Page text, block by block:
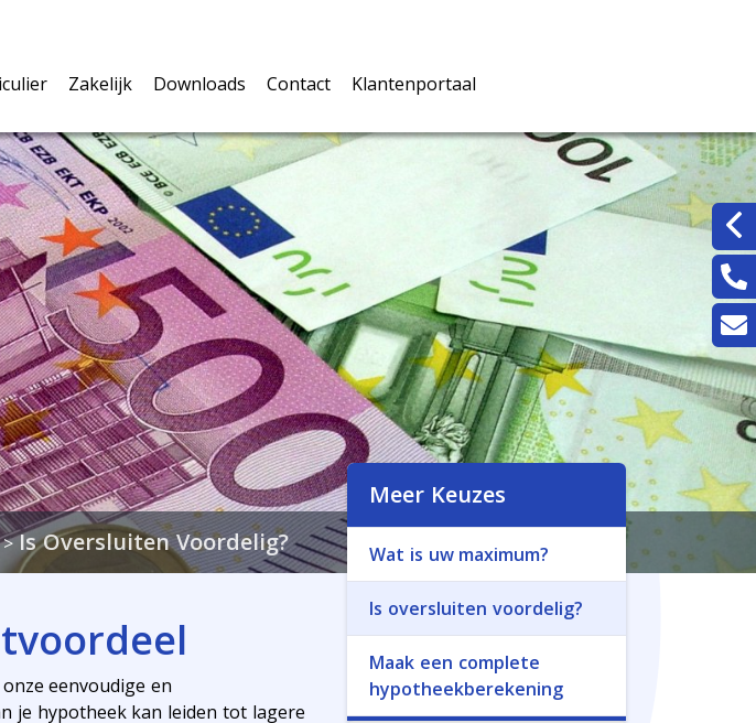
& Leven
Zakelijk
U als ondernemer
De werknemers
De onderneming
Vergelijkingskaarten
Downloads
Polisvoorwaarden
Belangrijke documenten
Schadeformulieren
Verzekeringskaarten
Waardemeters
Contact Klantenportaal
Inloggen klantenportaal
> Is Oversluiten Voordelig?
eenvoudige en
je hypotheek kan leiden tot lagere
Meer Keuzes
Wat is uw maximum?
Is oversluiten voordelig?
Maak een complete
hypotheekberekening